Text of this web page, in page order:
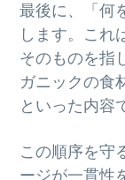
最後に、「何
します。これ
そのものを指
ガニックの食
といった内容
この順序を守
ージが一貫性